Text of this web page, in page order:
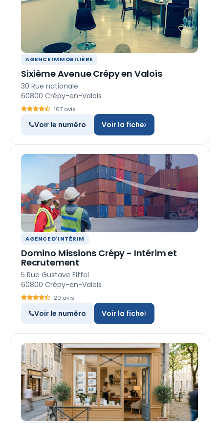
AGENCE IMMOBILIÈRE
Sixième Avenue Crépy en Valois
30 Rue nationale
60800 Crépy-en-Valois
107 avis
Voir le numéro Voir la fiche
AGENCE D'INTÉRIM
Domino Missions Crépy - Intérim et
Recrutement
5 Rue Gustave Eiffel
60800 Crépy-en-Valois
20 avis
Voir le numéro Voir la fiche